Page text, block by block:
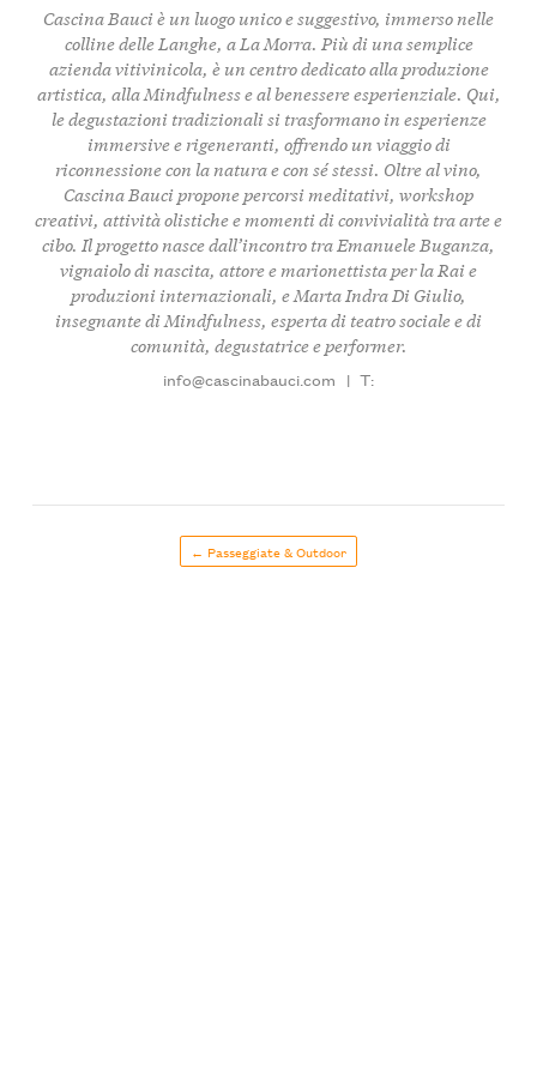
Cascina Bauciè un luogo unico e suggestivo, immerso nelle
colline delle Langhe, aLa Morra. Più di una semplice
azienda vitivinicola, è un centro dedicato allaproduzione
artistica, allaMindfulnesse albenessere esperienziale. Qui,
le degustazioni tradizionali si trasformano inesperienze
immersive e rigeneranti, offrendo un viaggio di
riconnessione con la natura e con sé stessi. Oltre al vino,
Cascina Bauci propone percorsi meditativi, workshop
creativi, attività olistiche e momenti di convivialità tra arte e
cibo. Il progetto nasce dall’incontro traEmanuele Buganza,
vignaiolo di nascita, attore e marionettista per la Rai e
produzioni internazionali, eMarta Indra Di Giulio,
insegnante di Mindfulness, esperta di teatro sociale e di
comunità, degustatrice e performer.
info@cascinabauci.com | T:
← Passeggiate & Outdoor